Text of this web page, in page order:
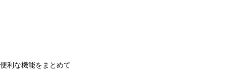
便利な機能をまとめて